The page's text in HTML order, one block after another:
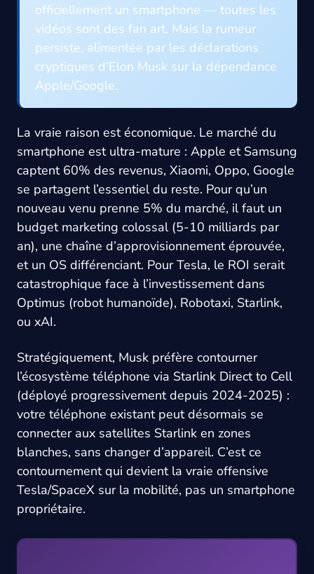
officiellement un smartphone — toutes les
vidéos sont des fan art. Mais la rumeur
persiste, alimentée par les déclarations
cryptiques d’Elon Musk sur la dépendance
Apple/Google.
La vraie raison est économique. Le marché du
smartphone est ultra-mature : Apple et Samsung
captent 60% des revenus, Xiaomi, Oppo, Google
se partagent l’essentiel du reste. Pour qu’un
nouveau venu prenne 5% du marché, il faut un
budget marketing colossal (5-10 milliards par
an), une chaîne d’approvisionnement éprouvée,
et un OS différenciant. Pour Tesla, le ROI serait
catastrophique face à l’investissement dans
Optimus (robot humanoïde), Robotaxi, Starlink,
ou xAI.
Stratégiquement, Musk préfère contourner
l’écosystème téléphone via Starlink Direct to Cell
(déployé progressivement depuis 2024-2025) :
votre téléphone existant peut désormais se
connecter aux satellites Starlink en zones
blanches, sans changer d’appareil. C’est ce
contournement qui devient la vraie offensive
Tesla/SpaceX sur la mobilité, pas un smartphone
propriétaire.